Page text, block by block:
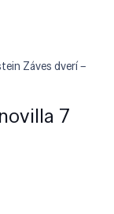
Záves dverí –
7